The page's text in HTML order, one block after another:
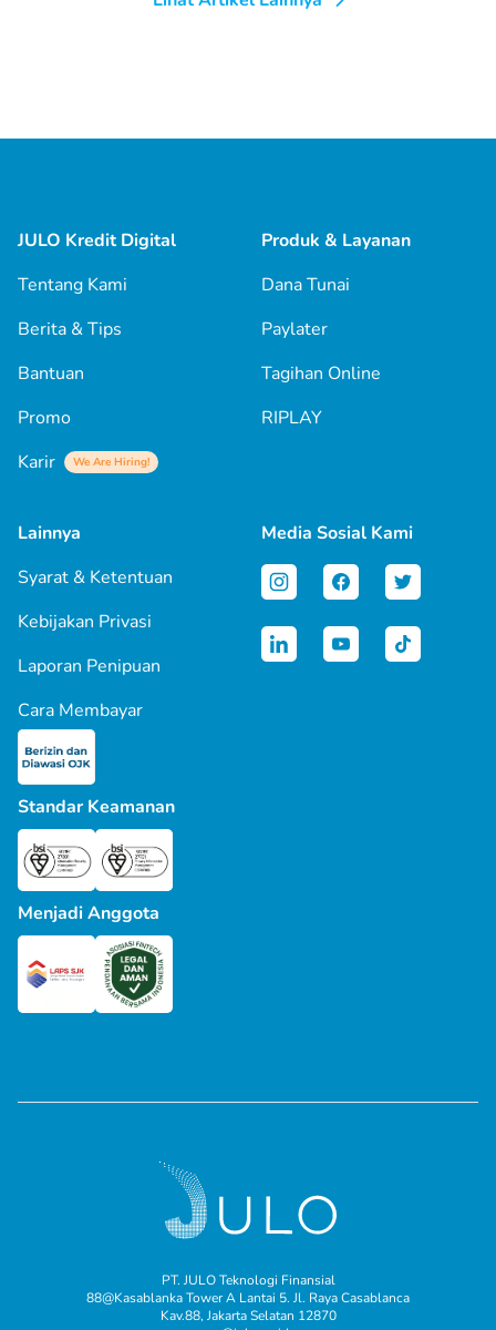
JULO Kredit Digital
Tentang Kami
Berita & Tips
Bantuan
Promo
Karir
We Are Hiring!
Produk & Layanan
Dana Tunai
Paylater
Tagihan Online
RIPLAY
Lainnya
Syarat & Ketentuan
Kebijakan Privasi
Laporan Penipuan
Cara Membayar
Media Sosial Kami
Standar Keamanan
Menjadi Anggota
PT. JULO Teknologi Finansial
88@Kasablanka Tower A Lantai 5. Jl. Raya Casablanca
Kav.88, Jakarta Selatan 12870